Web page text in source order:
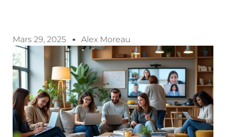
Mars 29, 2025 Alex Moreau